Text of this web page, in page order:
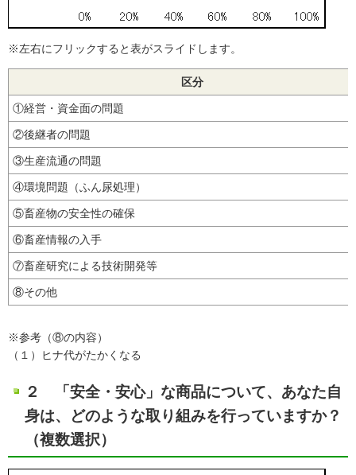
※左右にフリックすると表がスライドします。
区分
①経営・資金面の問題
②後継者の問題
③生産流通の問題
④環境問題（ふん尿処理）
⑤畜産物の安全性の確保
⑥畜産情報の入手
⑦畜産研究による技術開発等
⑧その他
※参考（⑧の内容）
（１）ヒナ代がたかくなる
２ 「安全・安心」な商品について、あなた自
身は、どのような取り組みを行っていますか？
（複数選択）